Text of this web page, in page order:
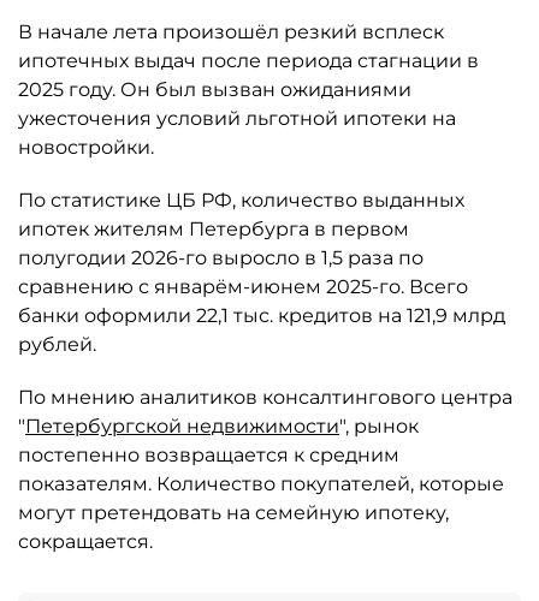
В начале лета произошёл резкий всплеск
ипотечных выдач после периода стагнации в
2025 году. Он был вызван ожиданиями
ужесточения условий льготной ипотеки на
новостройки.
По статистике ЦБ РФ, количество выданных
ипотек жителям Петербурга в первом
полугодии 2026-го выросло в 1,5 раза по
сравнению с январём-июнем 2025-го. Всего
банки оформили 22,1 тыс. кредитов на 121,9 млрд
рублей.
По мнению аналитиков консалтингового центра
"Петербургской недвижимости", рынок
постепенно возвращается к средним
показателям. Количество покупателей, которые
могут претендовать на семейную ипотеку,
сокращается.